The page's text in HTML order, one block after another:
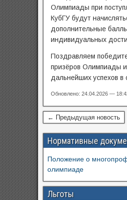
Олимпиады при
КубГУ будут
дополнительные
индивидуальных
Поздравляем
призёров Олимпиады
дальнейших успехов в
Обновлено: 24.04.2026 —
← Предыдущая новость
Нормативные
Положение о
олимпиаде
Льготы